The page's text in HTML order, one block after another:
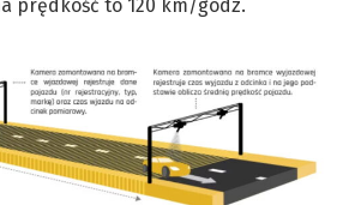
prędkość to 120 km/godz.